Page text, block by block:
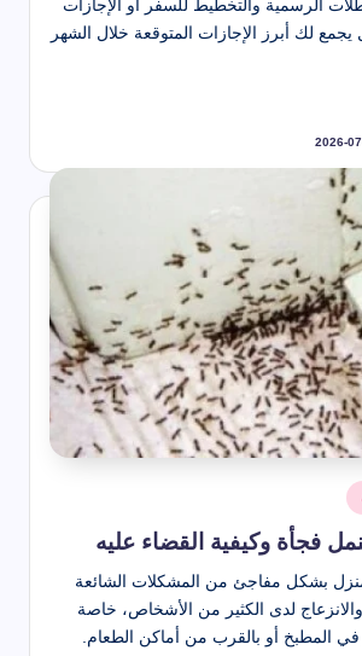
الرسمية والتخطيط للسفر أو الإجازات
يجمع لك أبرز الإجازات المتوقعة خلال الشهر
2026-
فجأة وكيفية القضاء عليه
بشكل مفاجئ من المشكلات الشائعة
والانزعاج لدى الكثير من الأشخاص، خاصة
في المطبخ أو بالقرب من أماكن الطعام.